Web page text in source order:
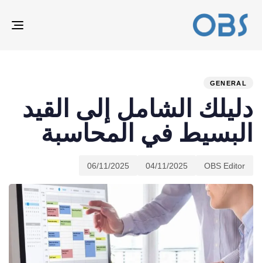
GENERAL
دليلك الشامل إلى القيد
البسيط في المحاسبة
OBS Editor
04/11/2025
06/11/2025